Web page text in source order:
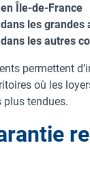
Île-de-France
les grandes
les autres
permettent
où les
plus tendues.